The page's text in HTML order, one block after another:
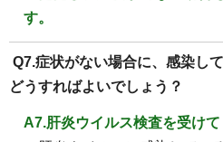
す。
Q7.症状がない場合に、感染し
どうすればよいでしょう？
A7.肝炎ウイルス検査を受けて